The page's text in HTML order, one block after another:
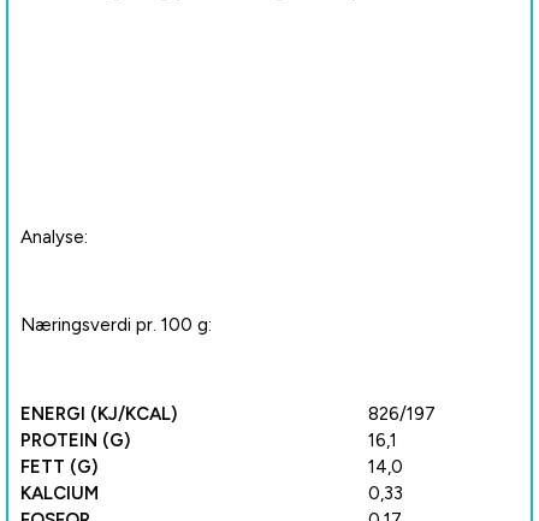
Analyse:
Næringsverdi pr. 100 g:
ENERGI (KJ/KCAL)
826/197
PROTEIN (G)
16,1
FETT (G)
14,0
KALCIUM
0,33